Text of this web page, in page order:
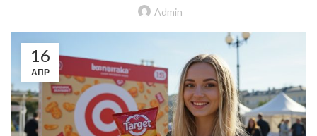
Admin
16
АПР